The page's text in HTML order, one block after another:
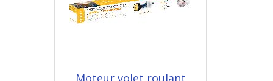
Moteur volet roulant